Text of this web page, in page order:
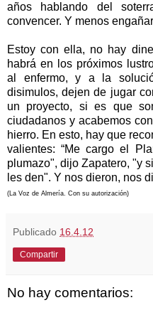
años hablando del
convencer. Y menos
Estoy con ella, no hay
habrá en los próximos
al enfermo, y a la
disimulos, dejen de jugar
un proyecto, si es que
ciudadanos y acabemos
hierro. En esto, hay que
valientes: “Me cargo el
plumazo", dijo Zapatero, "y
les den". Y nos dieron, nos
(La Voz de Almería. Con su autorización)
Publicado 16.4.12
Compartir
No hay comentarios: